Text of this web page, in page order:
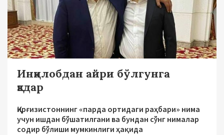
Инқилобдан айри бўлгунга
қадар
Қирғизистоннинг «парда ортидаги раҳбари» нима
учун ишдан бўшатилгани ва бундан сўнг нималар
содир бўлиши мумкинлиги ҳақида